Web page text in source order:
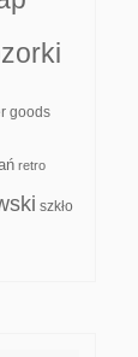
goods
retro
szkło